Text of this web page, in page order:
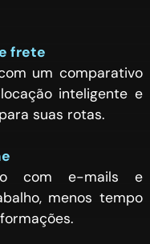
frete
um comparativo
inteligente e
suas rotas.
com e-mails e
menos tempo